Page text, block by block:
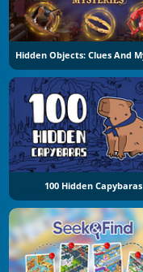
100 Hidden Capybaras